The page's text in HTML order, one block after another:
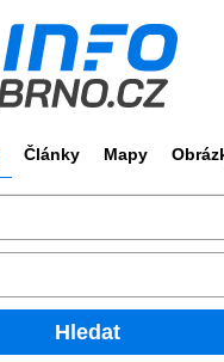
Články Mapy
Hledat